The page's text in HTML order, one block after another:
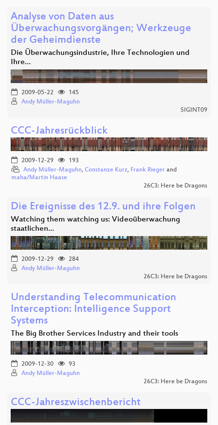
Analyse von Daten aus
Überwachungsvorgängen; Werkzeuge
der Geheimdienste
Die Überwachungsindustrie, Ihre Technologien und
Ihre…
2009-05-22
145
Andy Müller-Maguhn
SIGINT09
CCC-Jahresrückblick
2009-12-29
193
Andy Müller-Maguhn, Constanze Kurz, Frank Rieger and
maha/Martin Haase
26C3: Here be Dragons
Die Ereignisse des 12.9. und ihre Folgen
Watching them watching us: Videoüberwachung
staatlichen…
2009-12-29
284
Andy Müller-Maguhn
26C3: Here be Dragons
Understanding Telecommunication
Interception: Intelligence Support
Systems
The Big Brother Services Industry and their tools
2009-12-30
93
Andy Müller-Maguhn
26C3: Here be Dragons
CCC-Jahreszwischenbericht